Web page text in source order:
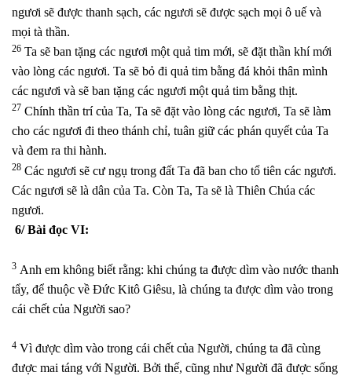
ngươi sẽ được thanh sạch, các ngươi sẽ được sạch mọi ô uế và
mọi tà thần.
26 Ta sẽ ban tặng các ngươi một quả tim mới, sẽ đặt thần khí mới
vào lòng các ngươi. Ta sẽ bỏ đi quả tim bằng đá khỏi thân mình
các ngươi và sẽ ban tặng các ngươi một quả tim bằng thịt.
27 Chính thần trí của Ta, Ta sẽ đặt vào lòng các ngươi, Ta sẽ làm
cho các ngươi đi theo thánh chỉ, tuân giữ các phán quyết của Ta
và đem ra thi hành.
28 Các ngươi sẽ cư ngụ trong đất Ta đã ban cho tổ tiên các ngươi.
Các ngươi sẽ là dân của Ta. Còn Ta, Ta sẽ là Thiên Chúa các
ngươi.
6/ Bài đọc VI:
3 Anh em không biết rằng: khi chúng ta được dìm vào nước thanh
tẩy, để thuộc về Đức Kitô Giêsu, là chúng ta được dìm vào trong
cái chết của Người sao?
4 Vì được dìm vào trong cái chết của Người, chúng ta đã cùng
được mai táng với Người. Bởi thế, cũng như Người đã được sống